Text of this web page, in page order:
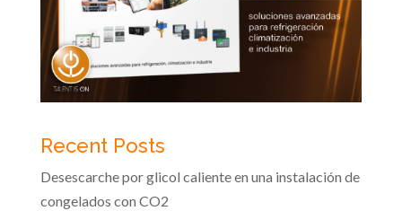
Recent Posts
Desescarche por glicol caliente en una instalación de
congelados con CO2